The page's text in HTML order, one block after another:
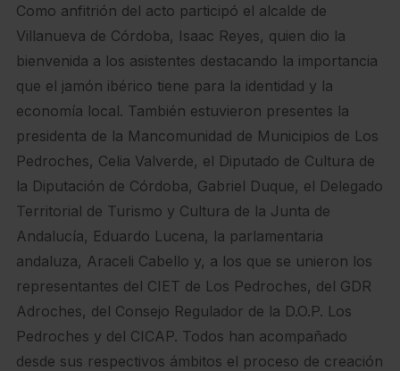
Como anfitrión del acto participó el alcalde de
Villanueva de Córdoba, Isaac Reyes, quien dio la
bienvenida a los asistentes destacando la importancia
que el jamón ibérico tiene para la identidad y la
economía local. También estuvieron presentes la
presidenta de la Mancomunidad de Municipios de Los
Pedroches, Celia Valverde, el Diputado de Cultura de
la Diputación de Córdoba, Gabriel Duque, el Delegado
Territorial de Turismo y Cultura de la Junta de
Andalucía, Eduardo Lucena, la parlamentaria
andaluza, Araceli Cabello y, a los que se unieron los
representantes del CIET de Los Pedroches, del GDR
Adroches, del Consejo Regulador de la D.O.P. Los
Pedroches y del CICAP. Todos han acompañado
desde sus respectivos ámbitos el proceso de creación